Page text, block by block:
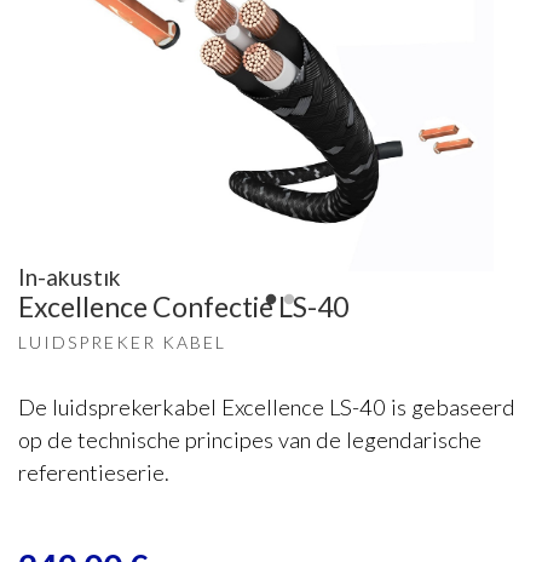
In-akustik
Excellence Confectie LS-40
LUIDSPREKER KABEL
De luidsprekerkabel Excellence LS-40 is gebaseerd
op de technische principes van de legendarische
referentieserie.